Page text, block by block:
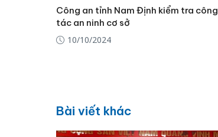
Công an tỉnh Nam Định kiểm tra công
tác an ninh cơ sở
10/10/2024
Bài viết khác